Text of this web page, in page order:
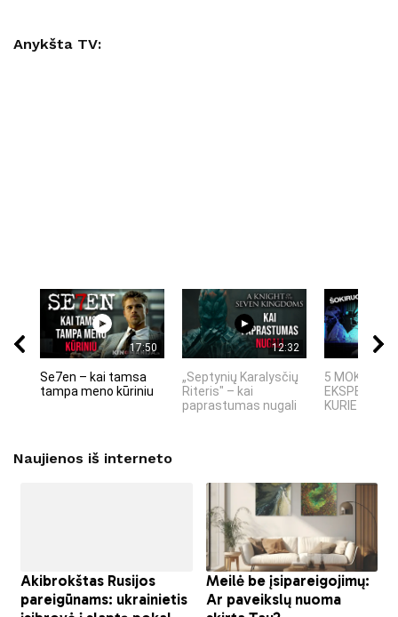
Anykšta TV:
17:50
Se7en – kai tamsa
tampa meno kūriniu
12:32
„Septynių Karalysčių
Riteris" – kai
paprastumas nugali
5 MOKSLINIAI
KURIE
Naujienos iš interneto